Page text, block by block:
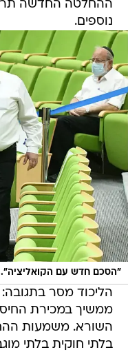
נוספים.
"הסכם חדש עם
הליכוד מסר
ממשיך במכירת
השורא. משמעות
בלתי חוקית בלתי